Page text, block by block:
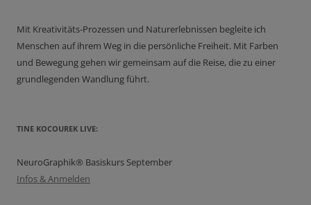
Mit Kreativitäts-Prozessen und Naturerlebnissen begleite ich
Menschen auf ihrem Weg in die persönliche Freiheit. Mit Farben
und Bewegung gehen wir gemeinsam auf die Reise, die zu einer
grundlegenden Wandlung führt.
TINE KOCOUREK LIVE:
NeuroGraphik® Basiskurs September
Infos & Anmelden